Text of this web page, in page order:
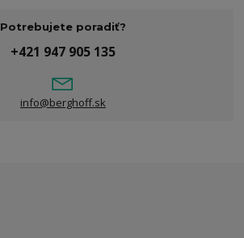
Potrebujete poradiť?
+421 947 905 135
info@berghoff.sk